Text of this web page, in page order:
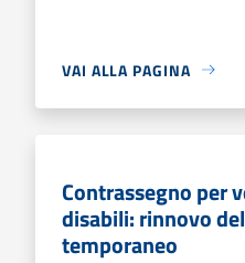
VAI ALLA PAGINA
Contrassegno per
disabili: rinnovo
temporaneo